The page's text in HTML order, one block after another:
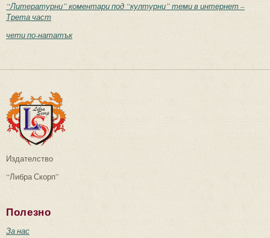
“Литературни” коментари под “културни” теми в интернет –
Трета част
чети по-нататък
Издателство
“Либра Скорп”
Полезно
За нас